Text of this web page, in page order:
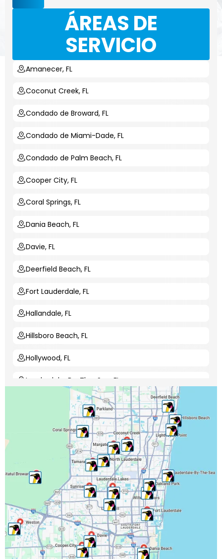
ÁREAS DE
SERVICIO
Amanecer, FL
Coconut Creek, FL
Condado de Broward, FL
Condado de Miami-Dade, FL
Condado de Palm Beach, FL
Cooper City, FL
Coral Springs, FL
Dania Beach, FL
Davie, FL
Deerfield Beach, FL
Fort Lauderdale, FL
Hallandale, FL
Hillsboro Beach, FL
Hollywood, FL
Lauderdale-By-The-Sea, FL
Lauderdale Lakes, FL
Lauderhill, FL
Lighthouse Point, FL
Margate, FL
Miramar, FL
North Lauderdale, FL
Oakland Park, FL